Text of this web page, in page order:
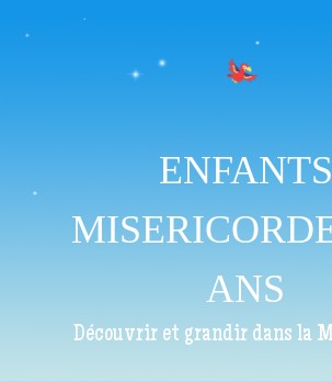
ENFANTS
ANS
Découvrir et grandir dans la